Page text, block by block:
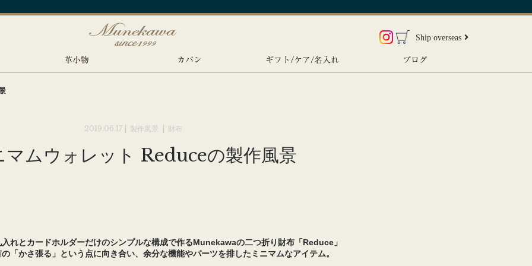
Ship overseas
革小物 カバン ギフト/ケア/名入れ ブログ
2019.06.17 | 製作風景 財布
マムウォレット Reduceの製作風景
れとカードホルダーだけのシンプルな構成で作るMunekawaの二つ折り財布「Reduce」
「かさ張る」という点に向き合い、余分な機能やパーツを排したミニマムなアイテム。